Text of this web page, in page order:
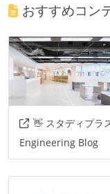
おすすめコン
👋 スタディプラ
Engineering Blog